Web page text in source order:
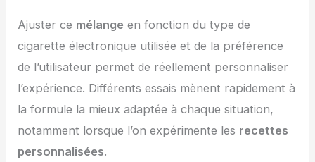
Ajuster ce mélange en fonction du type de
cigarette électronique utilisée et de la préférence
de l’utilisateur permet de réellement personnaliser
l’expérience. Différents essais mènent rapidement à
la formule la mieux adaptée à chaque situation,
notamment lorsque l’on expérimente les recettes
personnalisées.